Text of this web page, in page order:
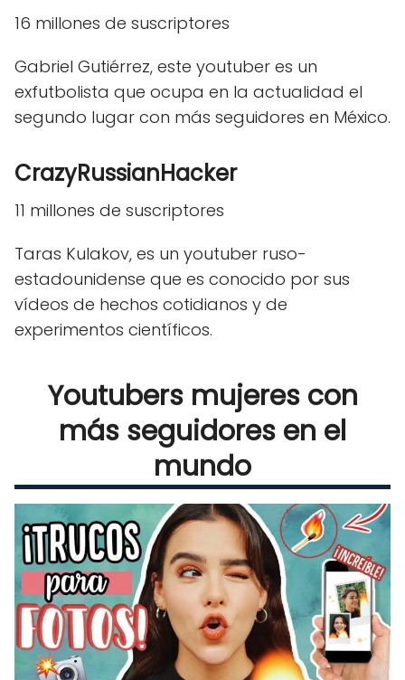
16 millones de suscriptores
Gabriel Gutiérrez, este youtuber es un
exfutbolista que ocupa en la actualidad el
segundo lugar con más seguidores en México.
CrazyRussianHacker
11 millones de suscriptores
Taras Kulakov, es un youtuber ruso-
estadounidense que es conocido por sus
vídeos de hechos cotidianos y de
experimentos científicos.
Youtubers mujeres con
más seguidores en el
mundo